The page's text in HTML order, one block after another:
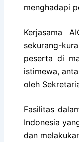
menghadapi
Kerjasama
sekurang-
peserta di
istimewa,
oleh
Fasilitas
Indonesia
dan